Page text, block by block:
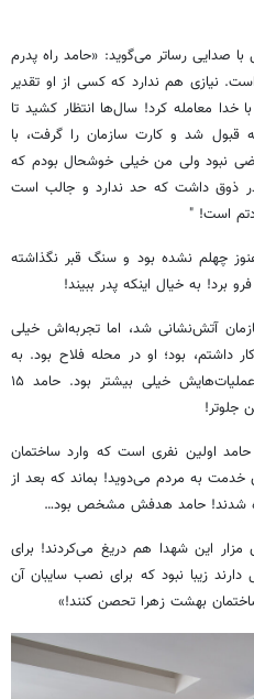
صدایی رساتر می‌گوید: «حامد راه پدرم
نیازی هم ندارد که کسی از او تقدیر
معامله کرد! سال‌ها انتظار کشید تا
قبول شد و کارت سازمان را گرفت، با
نبود ولی من خیلی خوشحال بودم که
ذوق داشت که حد ندارد و جالب است
است! "
چهلم نشده بود و سنگ قبر نگذاشته
برد! به خیال اینکه پدر ببیند!
آتش‌نشانی شد، اما تجربه‌اش خیلی
۸ سال سابقه کار داشتم، بود؛ او در محله فلاح بود. به
خاطر بافت قدیمی ساختمان‌ها تعداد عملیات‌هایش خیلی بیشتر بود. حامد ۱۵
جلوتر!
اولین نفری است که وارد ساختمان
خدمت به مردم می‌دوید! بماند که بعد از
شدند! حامد هدفش مشخص بود…
این شهدا هم دریغ می‌کردند! برای
زیبا نبود که برای نصب سایبان آن
بهشت زهرا تحصن کنند!»